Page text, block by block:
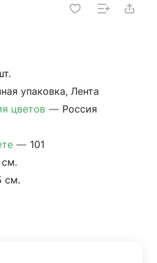
упаковка, Лента
цветов — Россия
— 101
см.